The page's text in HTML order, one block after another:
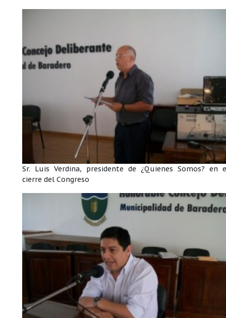
Sr. Luis Verdina, presidente de ¿Quienes Somos? en
cierre del Congreso